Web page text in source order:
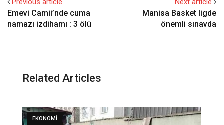
Previous article
Emevi Camii’nde cuma
namazı izdihamı : 3 ölü
Next article
Manisa Basket ligde
önemli sınavda
Related Articles
EKONOMI